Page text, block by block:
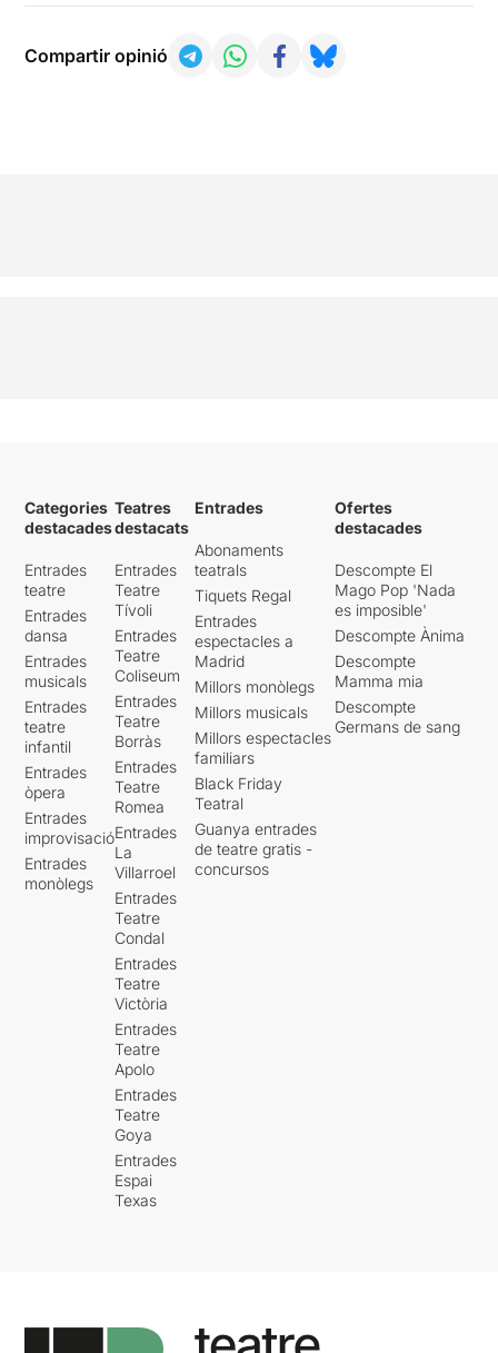
Compartir opinió
Categories
destacades
Entrades
teatre
Entrades
dansa
Entrades
musicals
Entrades
teatre
infantil
Entrades
òpera
Entrades
improvisació
Entrades
monòlegs
Teatres
destacats
Entrades
Teatre
Tívoli
Entrades
Teatre
Coliseum
Entrades
Teatre
Borràs
Entrades
Teatre
Romea
Entrades
La
Villarroel
Entrades
Teatre
Condal
Entrades
Teatre
Victòria
Entrades
Teatre
Apolo
Entrades
Teatre
Goya
Entrades
Espai
Texas
Entrades
Abonaments
teatrals
Tiquets Regal
Entrades
espectacles a
Madrid
Millors monòlegs
Millors musicals
Millors espectacles
familiars
Black Friday
Teatral
Guanya entrades
de teatre gratis -
concursos
Ofertes
destacades
Descompte El
Mago Pop 'Nada
es imposible'
Descompte Ànima
Descompte
Mamma mia
Descompte
Germans de sang